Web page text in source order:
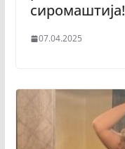
сиромаштија!
07.04.2025